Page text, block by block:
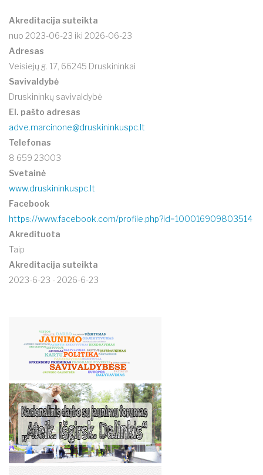
Akreditacija suteikta
nuo 2023-06-23 iki 2026-06-23
Adresas
Veisiejų g. 17, 66245 Druskininkai
Savivaldybė
Druskininkų savivaldybė
El. pašto adresas
adve.marcinone@druskininkuspc.lt
Telefonas
8 659 23003
Svetainė
www.druskininkuspc.lt
Facebook
https://www.facebook.com/profile.php?id=100016909803514
Akredituota
Taip
Akreditacija suteikta
2023-6-23 - 2026-6-23